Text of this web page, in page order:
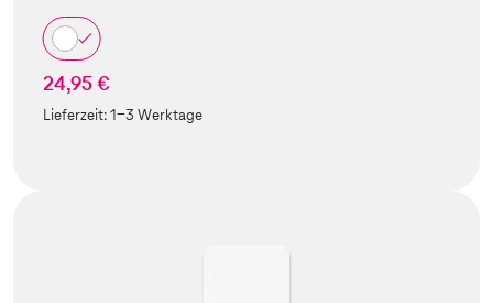
24,95 €
Lieferzeit:1-3 Werktage